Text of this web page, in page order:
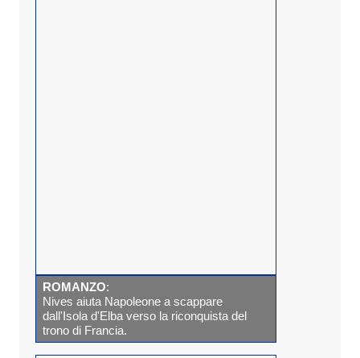
ROMANZO:
Nives aiuta Napoleone a scappare
dall'Isola d'Elba verso la riconquista del
trono di Francia.